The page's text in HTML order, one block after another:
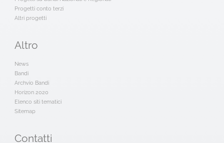
Progetti conto terzi
Altri progetti
Altro
News
Bandi
Archvio Bandi
Horizon 2020
Elenco siti tematici
Sitemap
Contatti